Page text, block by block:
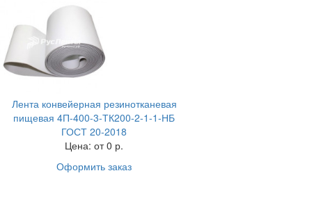
Лента конвейерная резинотканевая
пищевая 4П-400-3-ТК200-2-1-1-НБ
ГОСТ 20-2018
Цена: от 0 р.
Оформить заказ